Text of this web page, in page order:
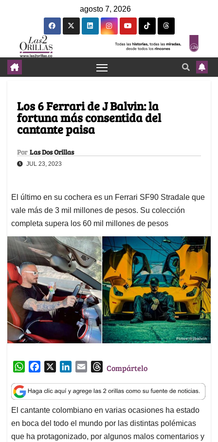
agosto 7, 2026
Los 6 Ferrari de J Balvin: la
fortuna más consentida del
cantante paisa
Por Las Dos Orillas
JUL 23, 2023
El último en su cochera es un Ferrari SF90 Stradale que
vale más de 3 mil millones de pesos. Su colección
completa supera los 60 mil millones de pesos
W
a
t
s
A
p
c
e
b
o
o
n
k
e
d
I
a
i
l
T
r
e
a
d
s
Compártelo
El cantante colombiano en varias ocasiones ha estado
en boca del todo el mundo por las distintas polémicas
que ha protagonizado, por algunos malos comentarios y